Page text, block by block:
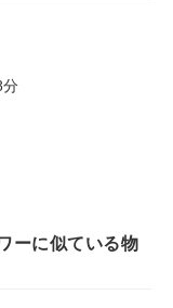
ーに似ている物